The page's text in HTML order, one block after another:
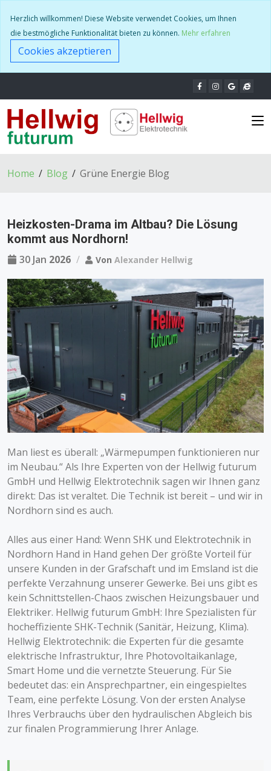
Herzlich willkommen! Diese Website verwendet Cookies, um Ihnen
die bestmögliche Funktionalität bieten zu können. Mehr erfahren
Cookies akzeptieren
Home Blog Grüne Energie Blog
Heizkosten-Drama im Altbau? Die Lösung
kommt aus Nordhorn!
30 Jan 2026 Von Alexander Hellwig
Man liest es überall: „Wärmepumpen funktionieren nur
im Neubau.“ Als Ihre Experten von der Hellwig futurum
GmbH und Hellwig Elektrotechnik sagen wir Ihnen ganz
direkt: Das ist veraltet. Die Technik ist bereit – und wir in
Nordhorn sind es auch.
Alles aus einer Hand: Wenn SHK und Elektrotechnik in
Nordhorn Hand in Hand gehen Der größte Vorteil für
unsere Kunden in der Grafschaft und im Emsland ist die
perfekte Verzahnung unserer Gewerke. Bei uns gibt es
kein Schnittstellen-Chaos zwischen Heizungsbauer und
Elektriker. Hellwig futurum GmbH: Ihre Spezialisten für
hocheffiziente SHK-Technik (Sanitär, Heizung, Klima).
Hellwig Elektrotechnik: die Experten für die gesamte
elektrische Infrastruktur, Ihre Photovoltaikanlage,
Smart Home und die vernetzte Steuerung. Für Sie
bedeutet das: ein Ansprechpartner, ein eingespieltes
Team, eine perfekte Lösung. Von der ersten Analyse
Ihres Verbrauchs über den hydraulischen Abgleich bis
zur finalen Programmierung Ihrer Anlage.